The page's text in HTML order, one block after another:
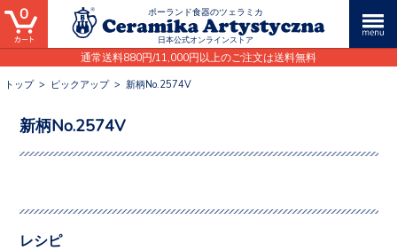
ポーランド食器のツェラミカ
日本公式オンラインストア
通常送料880円/11,000円以上のご注文は送料無料
0
トップ> ピックアップ> 新柄No.2574V
新柄No.2574V
レシピ